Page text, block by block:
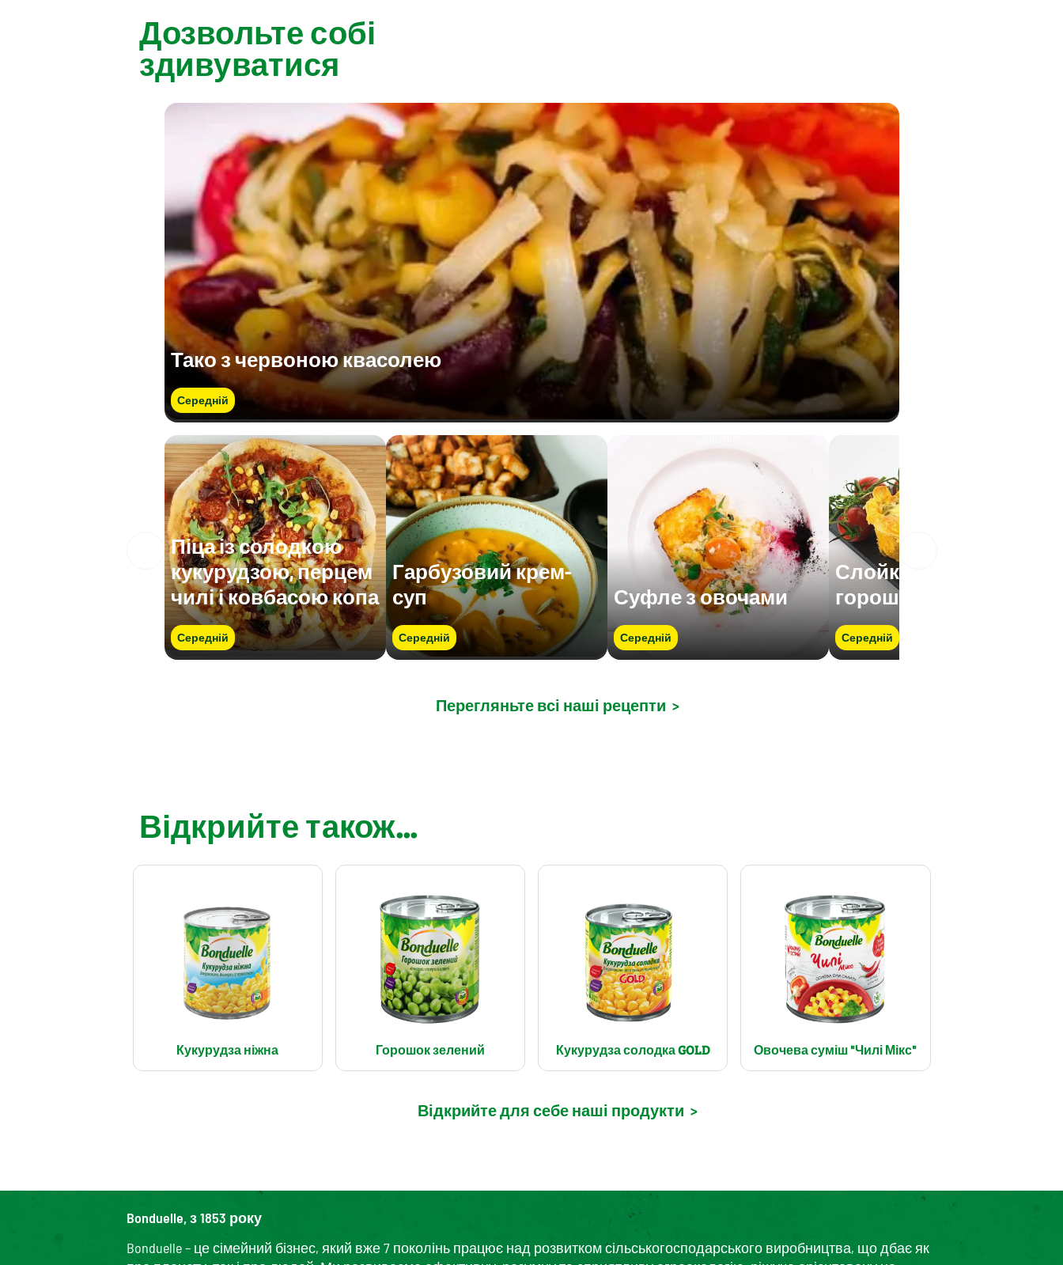
Дозвольте собі
здивуватися
Тако з червоною квасолею
Середній
Піца із солодкою
кукурудзою, перцем
чилі і ковбасою копа
Середній
Гарбузовий крем-
суп
Середній
Суфле з овочами
Середній
Слойки із зеленим
горошком і сиром
Середній
Перегляньте всі наші рецепти >
Відкрийте також...
Кукурудза ніжна Горошок зелений Кукурудза солодка GOLD Овочева суміш "Чилі Мікс"
Відкрийте для себе наші продукти >
Bonduelle, з 1853 року
Bonduelle – це сімейний бізнес, який вже 7 поколінь працює над розвитком сільськогосподарського виробництва, що дбає як